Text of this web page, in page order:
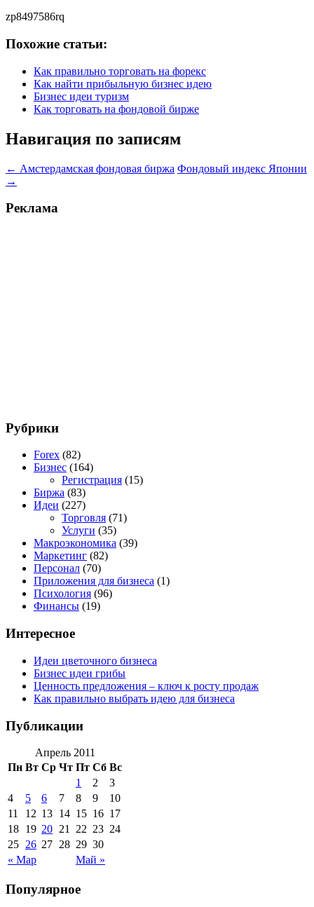
zp8497586rq
Похожие статьи:
Как правильно торговать на форекс
Как найти прибыльную бизнес идею
Бизнес идеи туризм
Как торговать на фондовой бирже
Навигация по записям
← Амстердамская фондовая биржа Фондовый индекс Японии
→
Реклама
Рубрики
Forex (82)
Бизнес (164)
Регистрация (15)
Биржа (83)
Идеи (227)
Торговля (71)
Услуги (35)
Макроэкономика (39)
Маркетинг (82)
Персонал (70)
Приложения для бизнеса (1)
Психология (96)
Финансы (19)
Интересное
Идеи цветочного бизнеса
Бизнес идеи грибы
Ценность предложения – ключ к росту продаж
Как правильно выбрать идею для бизнеса
Публикации
Апрель 2011
Пн Вт Ср Чт Пт Сб Вс
« Мар Май »
1 2
3
4
5 6 7 8 9
10
11
12 13 14 15 16 17
18 19 20 21 22 23 24
25 26 27 28 29 30
Популярное